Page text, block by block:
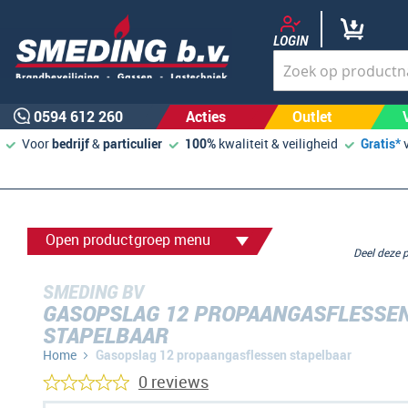
LOGIN
0594 612 260 Acties Outlet
Voorbedrijf&particulier 100% kwaliteit & veiligheid Gratis*
Open productgroep menu
SMEDING BV
GASOPSLAG 12
STAPELBAAR
Home Gasopslag 12 propaangasflessen stapelbaar
Deel
0 reviews